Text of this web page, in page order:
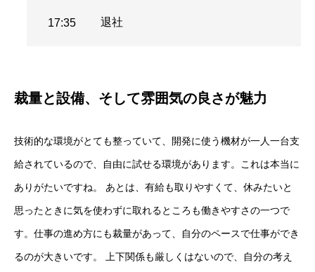
17:35 退社
裁量と設備、そして雰囲気の良さが魅力
技術的な環境がとても整っていて、開発に使う機材が一人一台支
給されているので、自由に試せる環境があります。これは本当に
ありがたいですね。 あとは、有給も取りやすくて、休みたいと
思ったときに気を使わずに取れるところも働きやすさの一つで
す。仕事の進め方にも裁量があって、自分のペースで仕事ができ
るのが大きいです。 上下関係も厳しくはないので、自分の考え